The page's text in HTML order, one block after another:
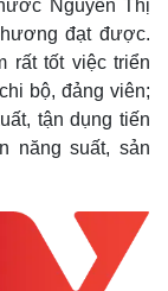
Nguyễn Thị
đạt được.
rất tốt việc triển
bộ, đảng viên;
tận dụng tiến
năng suất, sản